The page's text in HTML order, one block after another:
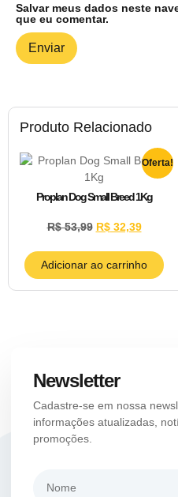
Produto Relacionado
Oferta!
Proplan Dog Small Breed 1Kg
R$53,99 R$32,39
Adicionar ao carrinho
Salvar meus dados neste
que eu comentar.
Newsletter
Cadastre-se em nossa
informações atualizadas,
promoções.